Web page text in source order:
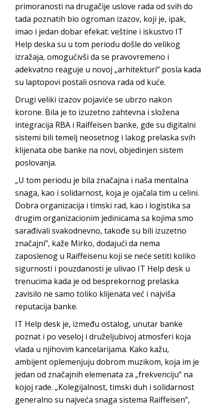
primoranosti na drugačije uslove rada od svih do
tada poznatih bio ogroman izazov, koji je, ipak,
imao i jedan dobar efekat: veštine i iskustvo IT
Help deska su u tom periodu došle do velikog
izražaja, omogućivši da se pravovremeno i
adekvatno reaguje u novoj „arhitekturi” posla kada
su laptopovi postali osnova rada od kuće.
Drugi veliki izazov pojaviće se ubrzo nakon
korone. Bila je to izuzetno zahtevna i složena
integracija RBA i Raiffeisen banke, gde su digitalni
sistemi bili temelj neosetnog i lakog prelaska svih
klijenata obe banke na novi, objedinjen sistem
poslovanja.
„U tom periodu je bila značajna i naša mentalna
snaga, kao i solidarnost, koja je ojačala tim u celini.
Dobra organizacija i timski rad, kao i logistika sa
drugim organizacionim jedinicama sa kojima smo
sarađivali svakodnevno, takođe su bili izuzetno
značajni”, kaže Mirko, dodajući da nema
zaposlenog u Raiffeisenu koji se neće setiti koliko
sigurnosti i pouzdanosti je ulivao IT Help desk u
trenucima kada je od besprekornog prelaska
zavisilo ne samo toliko klijenata već i najviša
reputacija banke.
IT Help desk je, između ostalog, unutar banke
poznat i po veseloj i druželjubivoj atmosferi koja
vlada u njihovim kancelarijama. Kako kažu,
ambijent oplemenjuju dobrom muzikom, koja im je
jedan od značajnih elemenata za „frekvenciju” na
kojoj rade. „Kolegijalnost, timski duh i solidarnost
generalno su najveća snaga sistema Raiffeisen”,